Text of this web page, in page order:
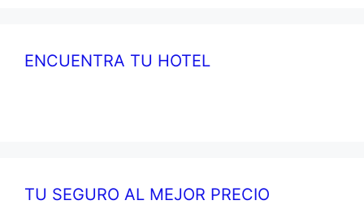
ENCUENTRA TU HOTEL
TU SEGURO AL MEJOR PRECIO